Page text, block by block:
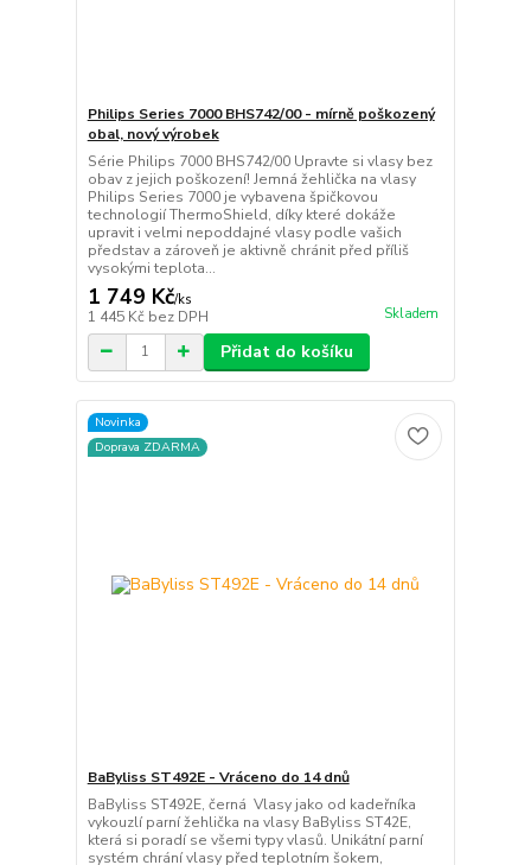
Philips Series 7000 BHS742/00 - mírně poškozený
obal, nový výrobek
Série Philips 7000 BHS742/00 Upravte si vlasy bez
obav z jejich poškození! Jemná žehlička na vlasy
Philips Series 7000 je vybavena špičkovou
technologií ThermoShield, díky které dokáže
upravit i velmi nepoddajné vlasy podle vašich
představ a zároveň je aktivně chránit před příliš
vysokými teplota...
1 749 Kč/ks
1 445 Kč bez DPH Skladem
Přidat do košíku
Novinka
Doprava ZDARMA
BaByliss ST492E - Vráceno do 14 dnů
BaByliss ST492E, černá Vlasy jako od kadeřníka
vykouzlí parní žehlička na vlasy BaByliss ST42E,
která si poradí se všemi typy vlasů. Unikátní parní
systém chrání vlasy před teplotním šokem,